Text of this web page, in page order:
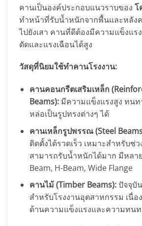
คานเป็นองค์ประกอบแนวราบของ โ
ทำหน้าที่รับน้ำหนักจากพื้นและหลัง
ไปยังเสา คานที่ดีต้องมีความแข็งแร
ดัดและแรงเฉือนได้สูง
วัสดุที่นิยมใช้ทำคานโรงงาน:
คานคอนกรีตเสริมเหล็ก
Beams):มีความแข็งแรงสูง ทนท
หล่อเป็นรูปทรงต่างๆ ได้
คานเหล็กรูปพรรณ (Steel
ติดตั้งได้รวดเร็ว เหมาะสำหรับช่
สามารถรับน้ำหนักได้มาก มีหลา
Beam, H-Beam, Wide Flange
คานไม้ (Timber Beams):ปัจจุบั
สำหรับโรงงานอุตสาหกรรม เนื่
ด้านความแข็งแรงและความทน